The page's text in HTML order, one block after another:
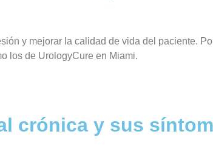
y mejorar la calidad de vida del paciente.
los de UrologyCure en Miami.
crónica y sus